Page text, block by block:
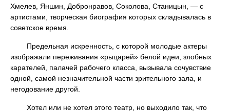
Хмелев, Яншин, Добронравов, Соколова, Станицын, — с
артистами, творческая биография которых складывалась в
советское время.
Предельная искренность, с которой молодые актеры
изображали переживания «рыцарей» белой идеи, злобных
карателей, палачей рабочего класса, вызывала сочувствие
одной, самой незначительной части зрительного зала, и
негодование другой.
Хотел или не хотел этого театр, но выходило так, что